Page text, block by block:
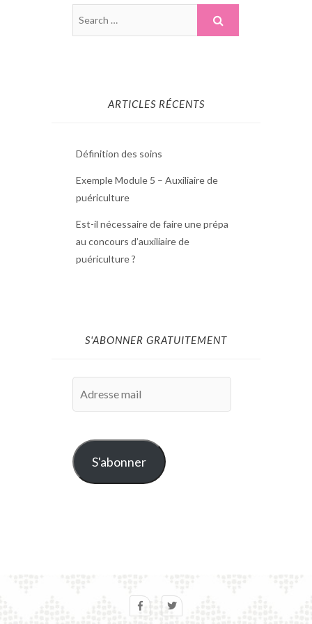
ARTICLES RÉCENTS
Définition des soins
Exemple Module 5 – Auxiliaire de
puériculture
Est-il nécessaire de faire une prépa
au concours d’auxiliaire de
puériculture ?
S'ABONNER GRATUITEMENT
S'abonner